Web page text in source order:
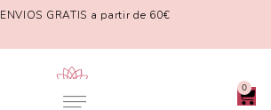
ENVIOS GRATIS a partir de 60€
0